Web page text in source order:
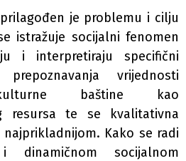
je problemu i cilju
istražuje socijalni fenomen
i interpretiraju specifični
vrijednosti
baštine kao
resursa te se kvalitativna
Kako se radi
socijalnom